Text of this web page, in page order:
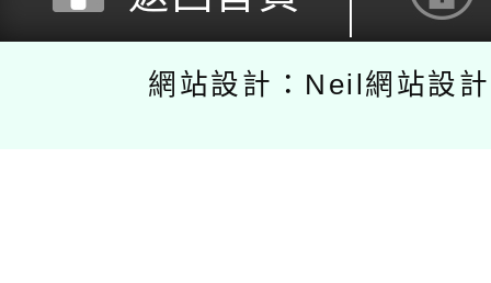
網站設計：Neil網站設